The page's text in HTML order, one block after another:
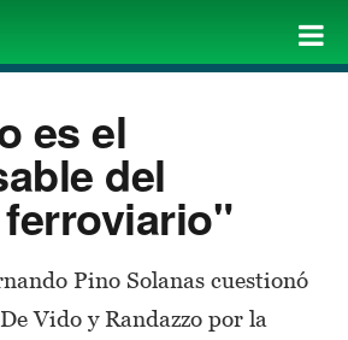
es el
del
Pino Solanas cuestionó
Vido y Randazzo por la